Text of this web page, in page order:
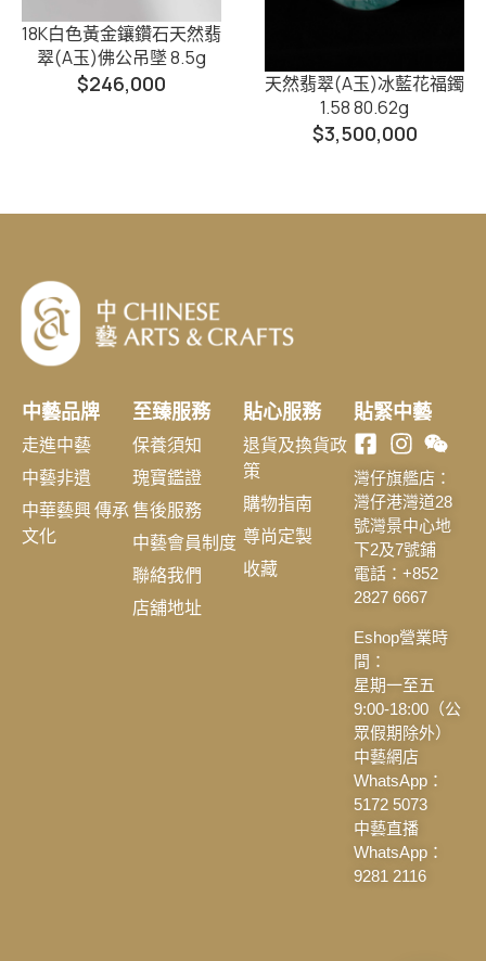
18K白色黃金鑲鑽石天然翡
翠(A玉)佛公吊墜 8.5g
$246,000
天然翡翠(A玉)冰藍花福鐲
1.58 80.62g
$3,500,000
中藝品牌
走進中藝
中藝非遺
中華藝興 傳承
文化
至臻服務
保養須知
瑰寶鑑證
售後服務
中藝會員制度
聯絡我們
店舖地址
貼心服務
退貨及換貨政
策
購物指南
尊尚定製
收藏
貼緊中藝
灣仔旗艦店：
灣仔港灣道28
號灣景中心地
下2及7號鋪
電話：+852
2827 6667
Eshop營業時
間：
星期一至五
9:00-18:00（公
眾假期除外）
中藝網店
WhatsApp：
5172 5073
中藝直播
WhatsApp：
9281 2116